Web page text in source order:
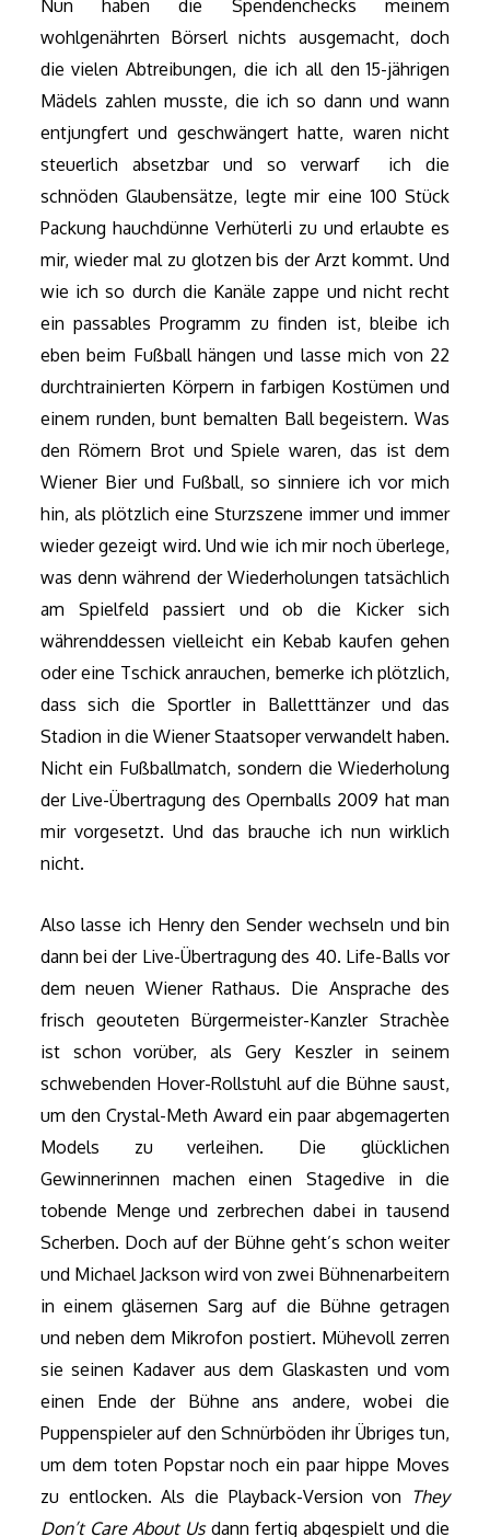
Nun haben die Spendenchecks meinem
wohlgenährten Börserl nichts ausgemacht, doch
die vielen Abtreibungen, die ich all den 15-jährigen
Mädels zahlen musste, die ich so dann und wann
entjungfert und geschwängert hatte, waren nicht
steuerlich absetzbar und so verwarf ich die
schnöden Glaubensätze, legte mir eine 100 Stück
Packung hauchdünne Verhüterli zu und erlaubte es
mir, wieder mal zu glotzen bis der Arzt kommt. Und
wie ich so durch die Kanäle zappe und nicht recht
ein passables Programm zu finden ist, bleibe ich
eben beim Fußball hängen und lasse mich von 22
durchtrainierten Körpern in farbigen Kostümen und
einem runden, bunt bemalten Ball begeistern. Was
den Römern Brot und Spiele waren, das ist dem
Wiener Bier und Fußball, so sinniere ich vor mich
hin, als plötzlich eine Sturzszene immer und immer
wieder gezeigt wird. Und wie ich mir noch überlege,
was denn während der Wiederholungen tatsächlich
am Spielfeld passiert und ob die Kicker sich
währenddessen vielleicht ein Kebab kaufen gehen
oder eine Tschick anrauchen, bemerke ich plötzlich,
dass sich die Sportler in Balletttänzer und das
Stadion in die Wiener Staatsoper verwandelt haben.
Nicht ein Fußballmatch, sondern die Wiederholung
der Live-Übertragung des Opernballs 2009 hat man
mir vorgesetzt. Und das brauche ich nun wirklich
nicht.
Also lasse ich Henry den Sender wechseln und bin
dann bei der Live-Übertragung des 40. Life-Balls vor
dem neuen Wiener Rathaus. Die Ansprache des
frisch geouteten Bürgermeister-Kanzler Strachèe
ist schon vorüber, als Gery Keszler in seinem
schwebenden Hover-Rollstuhl auf die Bühne saust,
um den Crystal-Meth Award ein paar abgemagerten
Models zu verleihen. Die glücklichen
Gewinnerinnen machen einen Stagedive in die
tobende Menge und zerbrechen dabei in tausend
Scherben. Doch auf der Bühne geht’s schon weiter
und Michael Jackson wird von zwei Bühnenarbeitern
in einem gläsernen Sarg auf die Bühne getragen
und neben dem Mikrofon postiert. Mühevoll zerren
sie seinen Kadaver aus dem Glaskasten und vom
einen Ende der Bühne ans andere, wobei die
Puppenspieler auf den Schnürböden ihr Übriges tun,
um dem toten Popstar noch ein paar hippe Moves
zu entlocken. Als die Playback-Version von They
Don’t Care About Usdann fertig abgespielt und die